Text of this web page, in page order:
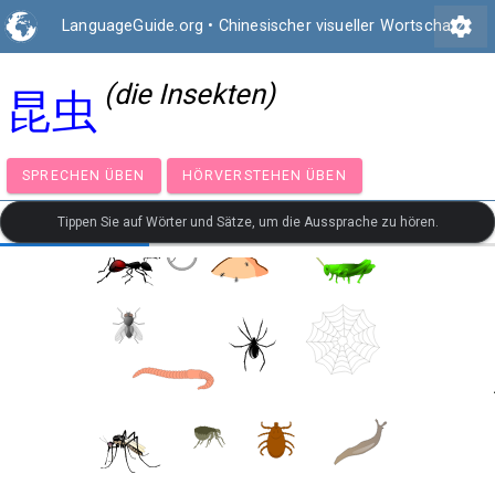
LanguageGuide.org • Chinesischer visueller Wortschatz
settings
昆虫 (die Insekten)
SPRECHEN ÜBEN HÖRVERSTEHEN ÜBEN
Tippen Sie auf Wörter und Sätze, um die Aussprache zu hören.